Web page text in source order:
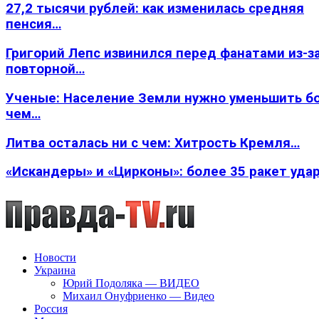
27,2 тысячи рублей: как изменилась средняя
пенсия…
Григорий Лепс извинился перед фанатами из-
повторной…
Ученые: Население Земли нужно уменьшить
чем…
Литва осталась ни с чем: Хитрость Кремля…
«Искандеры» и «Цирконы»: более 35 ракет
Новости
Украина
Юрий Подоляка — ВИДЕО
Михаил Онуфриенко — Видео
Россия